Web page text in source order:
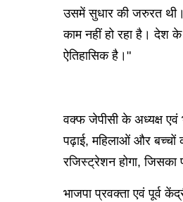
उसमें सुधार की जरुरत
काम नहीं हो रहा है। देश
ऐतिहासिक है।"
वक्फ जेपीसी के अध्यक्ष एवं
पढ़ाई, महिलाओं और बच्चों
रजिस्ट्रेशन होगा, जिसका
भाजपा प्रवक्ता एवं पूर्व